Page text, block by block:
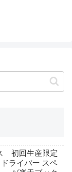
初回生産限定
ライバー スペ